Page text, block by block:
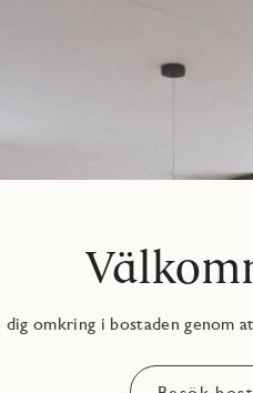
dig omkring i bostaden genom